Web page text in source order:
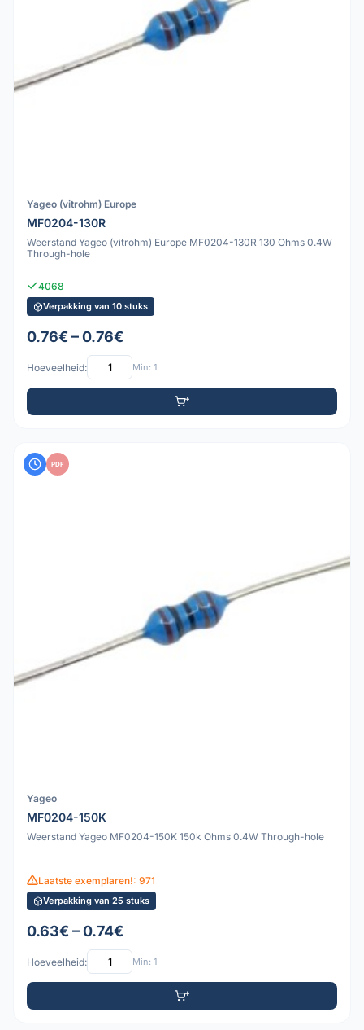
Yageo (vitrohm) Europe
MF0204-130R
Weerstand Yageo (vitrohm) Europe MF0204-130R 130 Ohms 0.4W
Through-hole
4068
Verpakking van 10 stuks
0.76€ – 0.76€
Hoeveelheid: Min: 1
PDF
Yageo
MF0204-150K
Weerstand Yageo MF0204-150K 150k Ohms 0.4W Through-hole
Laatste exemplaren!: 971
Verpakking van 25 stuks
0.63€ – 0.74€
Hoeveelheid: Min: 1